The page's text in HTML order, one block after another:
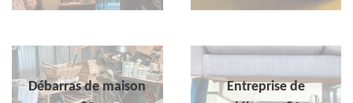
Débarras de maison
Entreprise de